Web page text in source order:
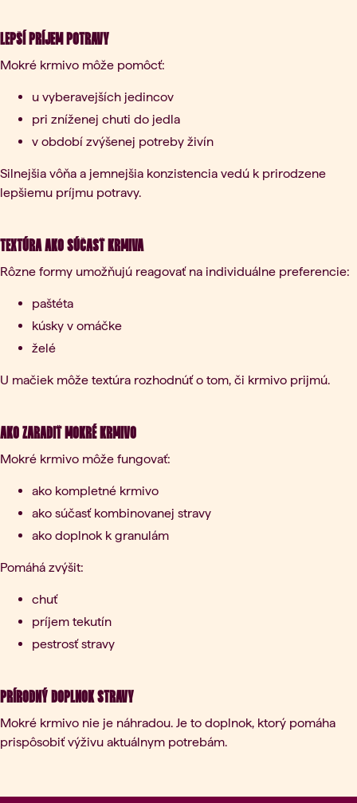
Lepší príjem potravy
Mokré krmivo môže pomôcť:
u vyberavejších jedincov
pri zníženej chuti do jedla
v období zvýšenej potreby živín
Silnejšia vôňa a jemnejšia konzistencia vedú k prirodzene
lepšiemu príjmu potravy.
Textúra ako súčasť krmiva
Rôzne formy umožňujú reagovať na individuálne preferencie:
paštéta
kúsky v omáčke
želé
U mačiek môže textúra rozhodnúť o tom, či krmivo prijmú.
Ako zaradiť mokré krmivo
Mokré krmivo môže fungovať:
ako kompletné krmivo
ako súčasť kombinovanej stravy
ako doplnok k granulám
Pomáhá zvýšit:
chuť
príjem tekutín
pestrosť stravy
Prírodný doplnok stravy
Mokré krmivo nie je náhradou. Je to doplnok, ktorý pomáha
prispôsobiť výživu aktuálnym potrebám.